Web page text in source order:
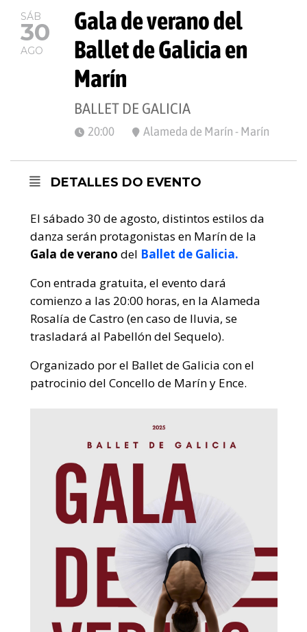
SÁB
30
AGO
Gala de verano del
Ballet de Galicia en
Marín
BALLET DE GALICIA
20:00 Alameda de Marín - Marín
DETALLES DO EVENTO
El sábado 30 de agosto, distintos estilos da
danza serán protagonistas en Marín de la
Gala de verano del Ballet de Galicia.
Con entrada gratuita, el evento dará
comienzo a las 20:00 horas, en la Alameda
Rosalía de Castro (en caso de lluvia, se
trasladará al Pabellón del Sequelo).
Organizado por el Ballet de Galicia con el
patrocinio del Concello de Marín y Ence.